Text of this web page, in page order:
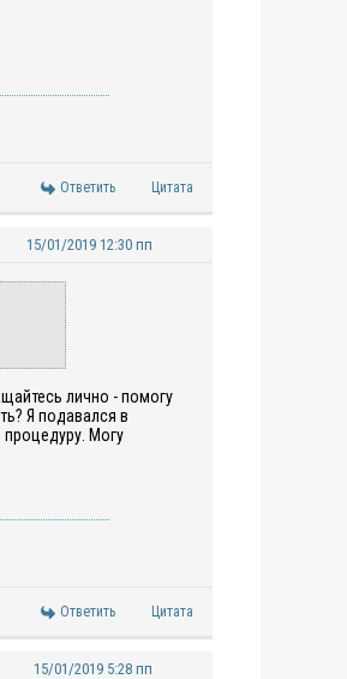
Ответить Цитата
15/01/2019 12:30 пп
лично - помогу
Я подавался в
Могу
Ответить Цитата
15/01/2019 5:28 пп